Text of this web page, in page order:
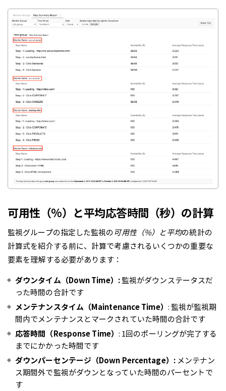
可用性（%）と平均応答時間（秒）の計算
監視グループの指定した監視の可用性（%）と平均の統計の
計算式を紹介する前に、計算で考慮されるいくつかの重要な
要素を理解する必要があります：
ダウンタイム（Down Time）:監視がダウンステータスだ
った時間の合計です
メンテナンスタイム（Maintenance Time） : 監視が監視期
間内でメンテナンスとマークされていた時間の合計です
応答時間（Response Time） : 1回のポーリングが完了する
までにかかった時間です
ダウンパーセンテージ（Down Percentage）:メンテナン
ス期間外で監視がダウンとなっていた時間のパーセントで
す